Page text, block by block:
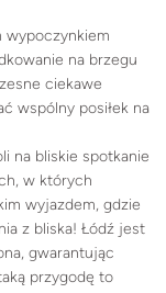
wypoczynkiem
na brzegu
ciekawe
wspólny posiłek na
na bliskie spotkanie
w których
wyjazdem, gdzie
z bliska! Łódź jest
gwarantując
przygodę to